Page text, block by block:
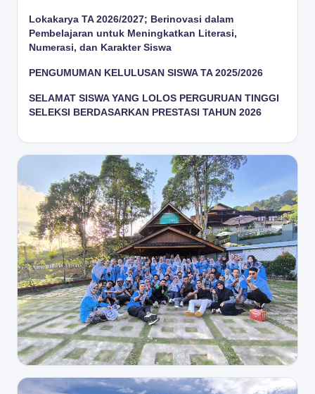
Lokakarya TA 2026/2027; Berinovasi dalam
Pembelajaran untuk Meningkatkan Literasi,
Numerasi, dan Karakter Siswa
PENGUMUMAN KELULUSAN SISWA TA 2025/2026
SELAMAT SISWA YANG LOLOS PERGURUAN TINGGI
SELEKSI BERDASARKAN PRESTASI TAHUN 2026